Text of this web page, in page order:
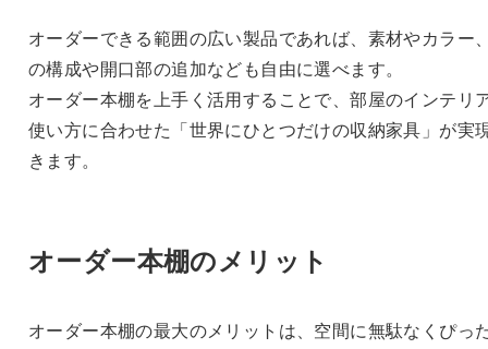
オーダーできる範囲の広い製品であれば、素材やカラー
の構成や開口部の追加なども自由に選べます。
オーダー本棚を上手く活用することで、部屋のインテリ
使い方に合わせた「世界にひとつだけの収納家具」が実
きます。
オーダー本棚のメリット
オーダー本棚の最大のメリットは、空間に無駄なくぴっ